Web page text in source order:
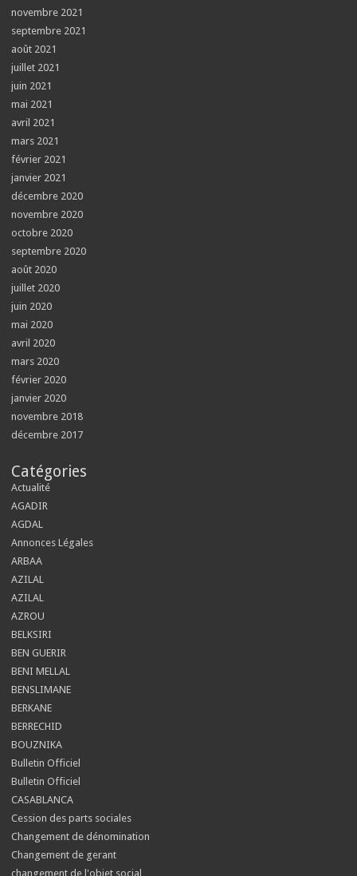
novembre 2021
septembre 2021
août 2021
juillet 2021
juin 2021
mai 2021
avril 2021
mars 2021
février 2021
janvier 2021
décembre 2020
novembre 2020
octobre 2020
septembre 2020
août 2020
juillet 2020
juin 2020
mai 2020
avril 2020
mars 2020
février 2020
janvier 2020
novembre 2018
décembre 2017
Catégories
Actualité
AGADIR
AGDAL
Annonces Légales
ARBAA
AZILAL
AZILAL
AZROU
BELKSIRI
BEN GUERIR
BENI MELLAL
BENSLIMANE
BERKANE
BERRECHID
BOUZNIKA
Bulletin Officiel
Bulletin Officiel
CASABLANCA
Cession des parts sociales
Changement de dénomination
Changement de gerant
changement de l'objet social